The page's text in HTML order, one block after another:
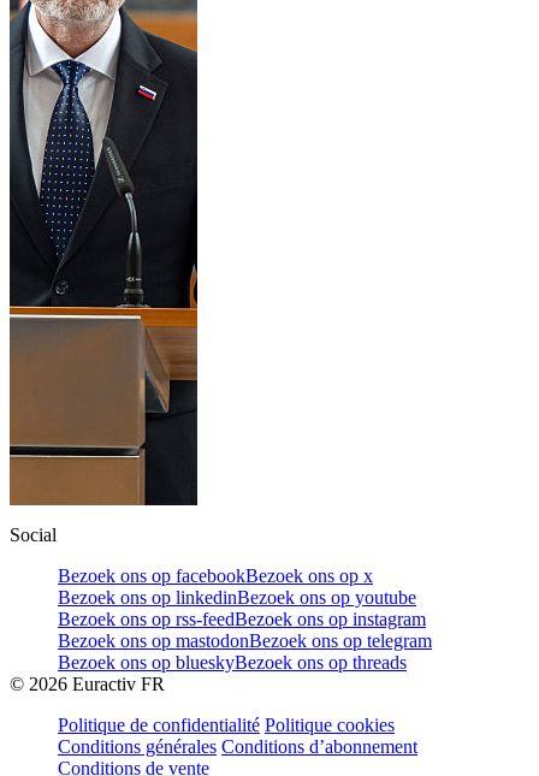
Social
Bezoek ons op facebookBezoek ons op x
Bezoek ons op linkedinBezoek ons op youtube
Bezoek ons op rss-feedBezoek ons op instagram
Bezoek ons op mastodonBezoek ons op telegram
Bezoek ons op blueskyBezoek ons op threads
© 2026 Euractiv FR
Politique de confidentialité Politique cookies
Conditions générales Conditions d’abonnement
Conditions de vente